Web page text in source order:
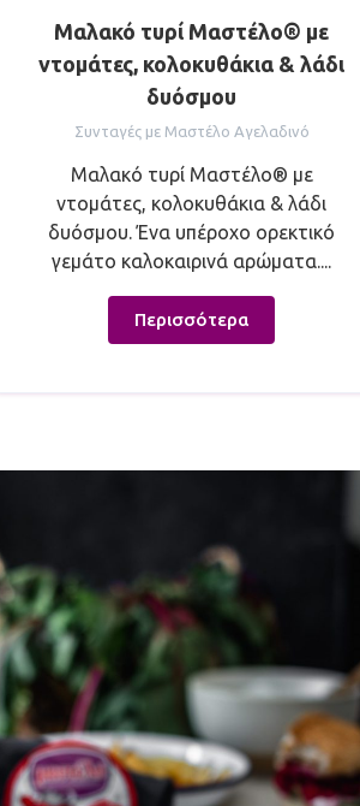
Μαλακό τυρί Μαστέλο® με
ντομάτες, κολοκυθάκια & λάδι
δυόσμου
Συνταγές με Μαστέλο Αγελαδινό
Μαλακό τυρί Μαστέλο® με
ντομάτες, κολοκυθάκια & λάδι
δυόσμου. Ένα υπέροχο ορεκτικό
γεμάτο καλοκαιρινά αρώματα....
Περισσότερα